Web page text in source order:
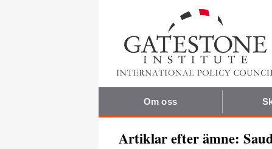
Om oss
Artiklar efter ämne: